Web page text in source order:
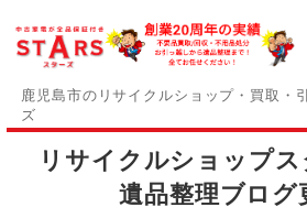
鹿児島市のリサイクルショップ・買取・
ズ
スターズの誇りと強み
リサイクルショップ
遺品整理ブログ